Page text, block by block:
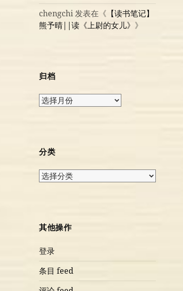
chengchi发表在《 【读书笔记】
熊予晴||读《上尉的女儿》 》
归档
归
分类
分
其他操作
登录
条目 feed